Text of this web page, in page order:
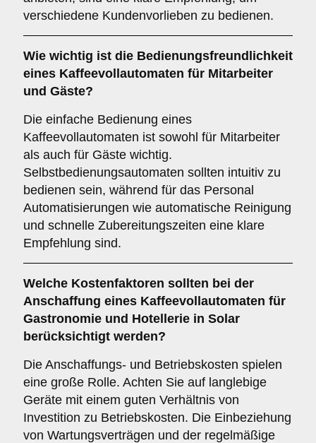
verschiedene Kundenvorlieben zu bedienen.
Wie wichtig ist die Bedienungsfreundlichkeit
eines Kaffeevollautomaten für Mitarbeiter
und Gäste?
Die einfache Bedienung eines
Kaffeevollautomaten ist sowohl für Mitarbeiter
als auch für Gäste wichtig.
Selbstbedienungsautomaten sollten intuitiv zu
bedienen sein, während für das Personal
Automatisierungen wie automatische Reinigung
und schnelle Zubereitungszeiten eine klare
Empfehlung sind.
Welche Kostenfaktoren sollten bei der
Anschaffung eines Kaffeevollautomaten für
Gastronomie und Hotellerie in Solar
berücksichtigt werden?
Die Anschaffungs- und Betriebskosten spielen
eine große Rolle. Achten Sie auf langlebige
Geräte mit einem guten Verhältnis von
Investition zu Betriebskosten. Die Einbeziehung
von Wartungsverträgen und der regelmäßige